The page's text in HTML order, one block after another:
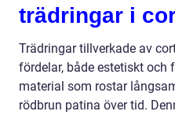
trädringar i
Trädringar tillverkade av
fördelar, både estetiskt och
material som rostar
rödbrun patina över tid.